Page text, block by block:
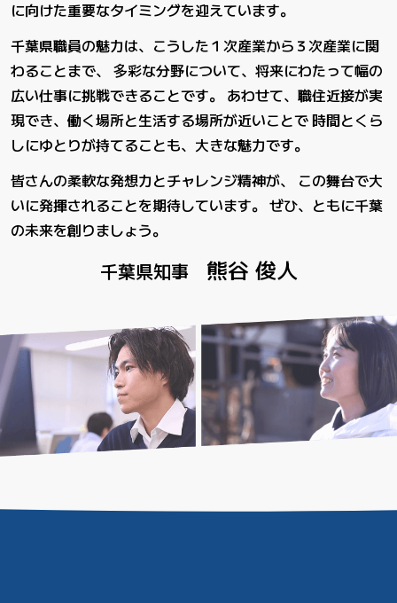
に向けた重要なタイミングを迎えています。
千葉県職員の魅力は、こうした１次産業から３次産業に関
わることまで、 多彩な分野について、将来にわたって幅の
広い仕事に挑戦できることです。 あわせて、職住近接が実
現でき、働く場所と生活する場所が近いことで時間とくら
しにゆとりが持てることも、大きな魅力です。
皆さんの柔軟な発想力とチャレンジ精神が、
この舞台で大
いに発揮されることを期待しています。 ぜひ、ともに千葉
の未来を創りましょう。
千葉県知事 熊谷 俊人